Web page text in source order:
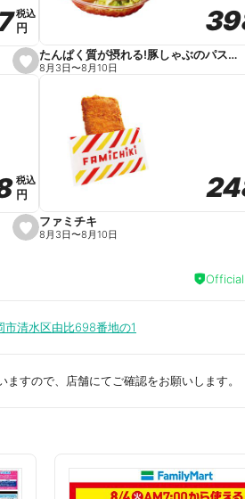
e
s
e
e
税込
税込
円
円
たんぱく質が摂れる!豚しゃぶのパスタサラダ
8月3日〜8月10日
s
e
i
t
税込
税込
円
円
ファミチキ
8月3日〜8月10日
市清水区由比698番地の1
ますので、店舗にてご確認をお願いします。